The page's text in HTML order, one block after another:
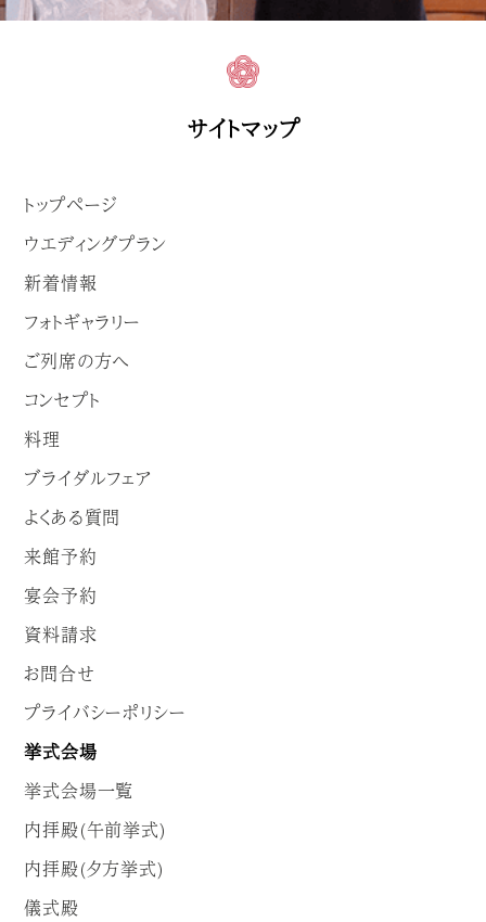
サイトマップ
トップページ
ウエディングプラン
新着情報
フォトギャラリー
ご列席の方へ
コンセプト
料理
ブライダルフェア
よくある質問
来館予約
宴会予約
資料請求
お問合せ
プライバシーポリシー
挙式会場
挙式会場一覧
内拝殿(午前挙式)
内拝殿(夕方挙式)
儀式殿